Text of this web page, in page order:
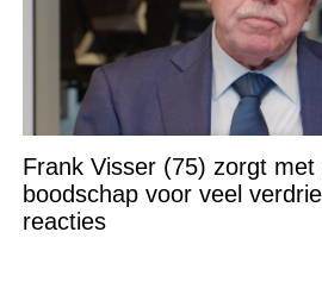
Frank Visser (75) zorgt met
boodschap voor veel
reacties